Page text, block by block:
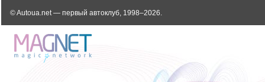
© Autoua.net — первый автоклуб, 1998–2026.